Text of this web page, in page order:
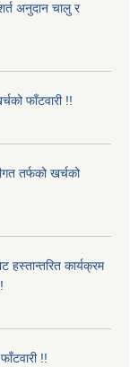
अनुदान चालु र
फाँटवारी !!
तर्फको खर्चको
हस्तान्तरित कार्यक्रम
!!